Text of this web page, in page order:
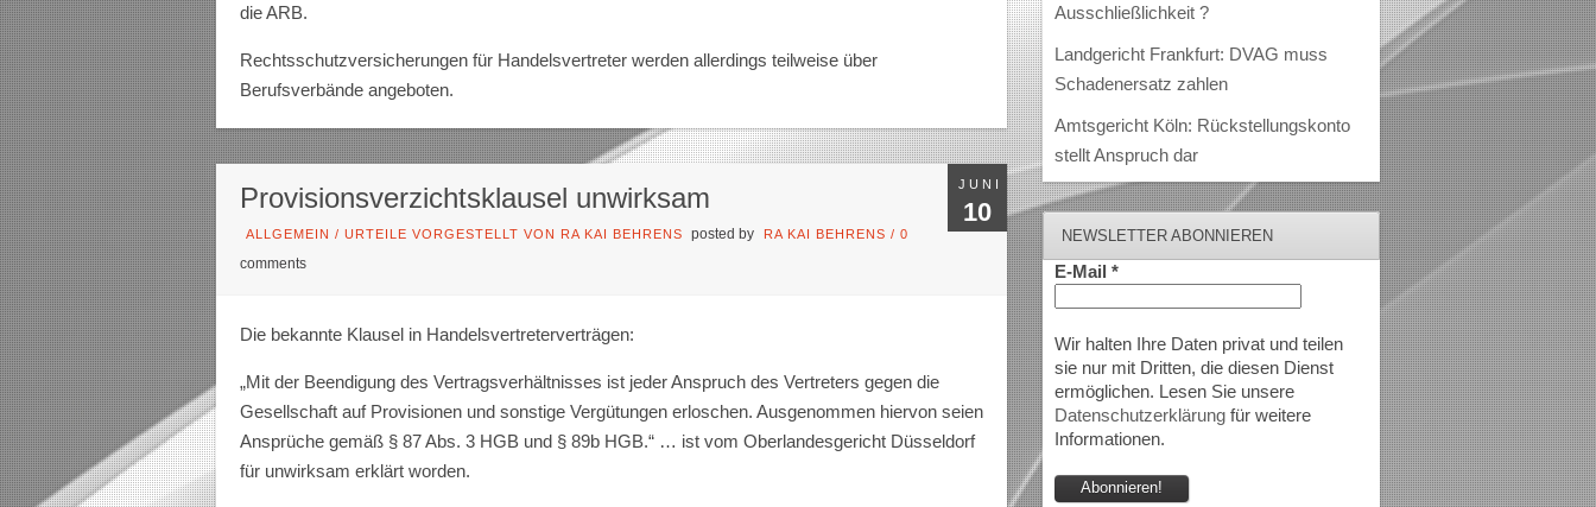
die ARB.
Rechtsschutzversicherungen für Handelsvertreter werden allerdings teilweise über
Berufsverbände angeboten.
JUNI
10
Provisionsverzichtsklausel unwirksam
ALLGEMEIN / URTEILE VORGESTELLT VON RA KAI BEHRENS posted by RA KAI BEHRENS / 0
comments
Die bekannte Klausel in Handelsvertreterverträgen:
„Mit der Beendigung des Vertragsverhältnisses ist jeder Anspruch des Vertreters gegen die
Gesellschaft auf Provisionen und sonstige Vergütungen erloschen. Ausgenommen hiervon seien
Ansprüche gemäß § 87 Abs. 3 HGB und § 89b HGB.“ … ist vom Oberlandesgericht Düsseldorf
für unwirksam erklärt worden.
Ausschließlichkeit ?
Landgericht Frankfurt: DVAG muss
Schadenersatz zahlen
Amtsgericht Köln: Rückstellungskonto
stellt Anspruch dar
NEWSLETTER ABONNIEREN
E-Mail *
Wir halten Ihre Daten privat und teilen
sie nur mit Dritten, die diesen Dienst
ermöglichen. Lesen Sie unsere
Datenschutzerklärungfür weitere
Informationen.